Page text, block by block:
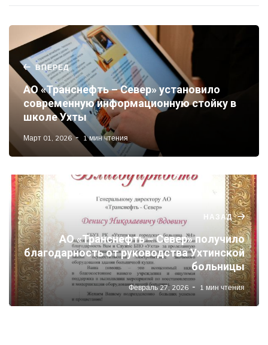
ВПЕРЕД
АО «Транснефть – Север» установило
современную информационную стойку в
школе Ухты
Март 01, 2026 1 мин чтения
НАЗАД
АО «Транснефть – Север» получило
благодарность от руководства Ухтинской
больницы
Февраль 27, 2026 1 мин чтения